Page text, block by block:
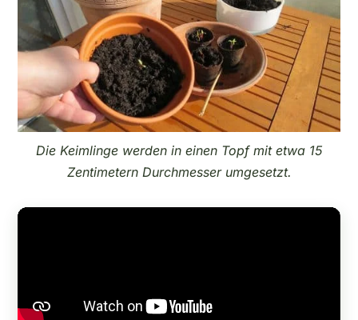
Die Keimlinge werden in einen Topf mit etwa 15
Zentimetern Durchmesser umgesetzt.